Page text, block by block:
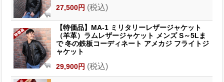
27,500円 (税込)
【特価品】MA-1 ミリタリーレザージャケット
（羊革）ラムレザージャケット メンズ S～5Lま
で 冬の鉄板コーディネート アメカジ フライトジ
ャケット
29,900円 (税込)